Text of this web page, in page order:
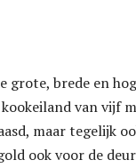
grote, brede en
van vijf
maar tegelijk
ook voor de